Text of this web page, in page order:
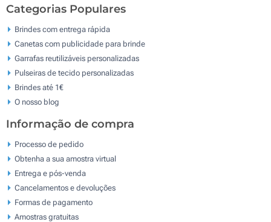
Categorias Populares
Brindes com entrega rápida
Canetas com publicidade para brinde
Garrafas reutilizáveis personalizadas
Pulseiras de tecido personalizadas
Brindes até 1€
O nosso blog
Informação de compra
Processo de pedido
Obtenha a sua amostra virtual
Entrega e pós-venda
Cancelamentos e devoluções
Formas de pagamento
Amostras gratuitas